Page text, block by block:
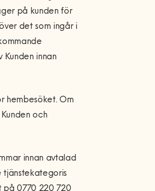
på kunden för
det som ingår i
innan
hembesöket. Om
och
innan avtalad
tjänstekategoris
på 0770 220 720